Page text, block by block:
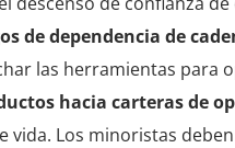
de dependencia de
las herramientas para
hacia carteras de
vida. Los minoristas